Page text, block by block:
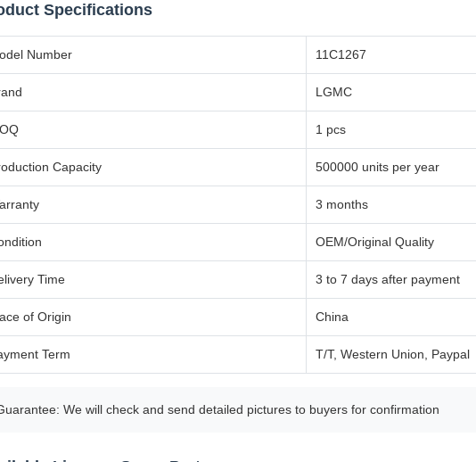
Specifications
Number 11C1267
LGMC
1 pcs
Capacity 500000 units per year
3 months
OEM/Original Quality
Time 3 to 7 days after payment
of Origin China
Term T/T, Western Union, Paypal
We will check and send detailed pictures to buyers for confirmation